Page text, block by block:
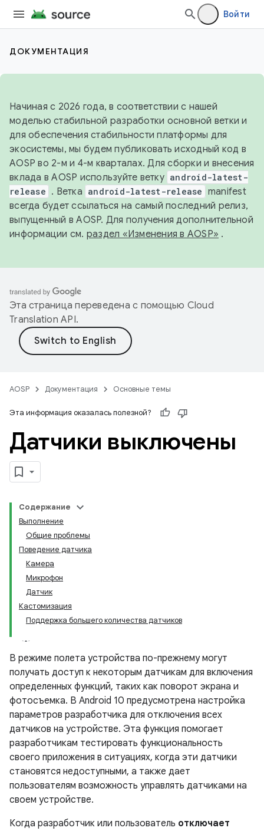
Войти
ДОКУМЕНТАЦИЯ
Начиная с 2026 года, в соответствии с нашей
моделью стабильной разработки основной ветки и
для обеспечения стабильности платформы для
экосистемы, мы будем публиковать исходный код в
AOSP во 2-м и 4-м кварталах. Для сборки и внесения
вклада в AOSP используйте ветку android-latest-
release . Ветка android-latest-release manifest
всегда будет ссылаться на самый последний релиз,
выпущенный в AOSP. Для получения дополнительной
информации см. раздел «Изменения в AOSP» .
Эта страница переведена с помощью Cloud
Translation API.
AOSP Документация Основные темы
Эта информация оказалась полезной?
Датчики выключены
Содержание
Выполнение
Общие проблемы
Поведение датчика
Камера
Микрофон
Датчик
Кастомизация
Поддержка большего количества датчиков
В режиме полета устройства по-прежнему могут
получать доступ к некоторым датчикам для включения
определенных функций, таких как поворот экрана и
фотосъемка. В Android 10 предусмотрена настройка
параметров разработчика для отключения всех
датчиков на устройстве. Эта функция помогает
разработчикам тестировать функциональность
своего приложения в ситуациях, когда эти датчики
становятся недоступными, а также дает
пользователям возможность управлять датчиками на
своем устройстве.
Когда разработчик или пользователь отключает